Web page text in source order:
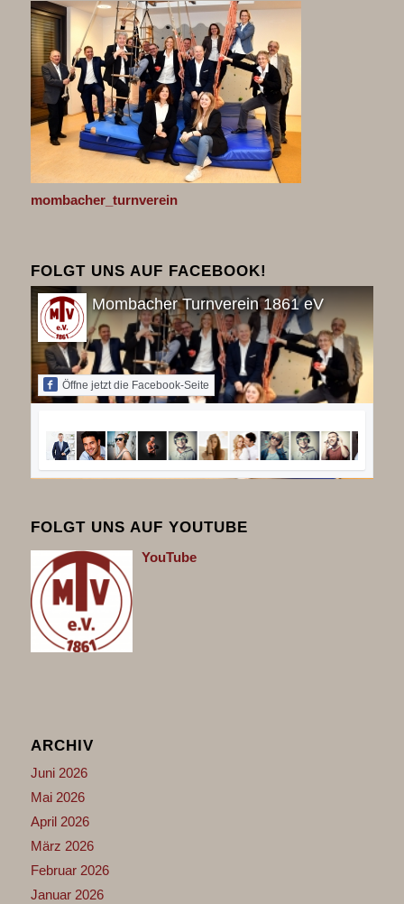
mombacher_turnverein
FOLGT UNS AUF FACEBOOK!
Mombacher Turnverein 1861 eV
Öffne jetzt die Facebook-Seite
FOLGT UNS AUF YOUTUBE
YouTube
ARCHIV
Juni 2026
Mai 2026
April 2026
März 2026
Februar 2026
Januar 2026